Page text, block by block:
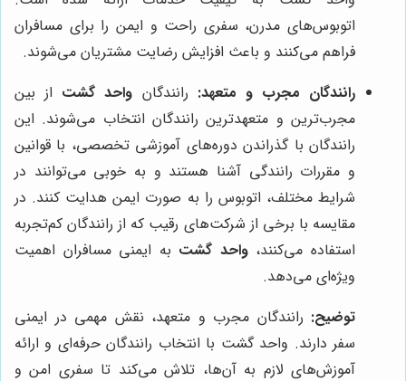
اتوبوس‌های مدرن، سفری راحت و ایمن را برای مسافران
فراهم می‌کنند و باعث افزایش رضایت مشتریان می‌شوند.
رانندگان مجرب و متعهد: رانندگان واحد گشت از بین
مجرب‌ترین و متعهدترین رانندگان انتخاب می‌شوند. این
رانندگان با گذراندن دوره‌های آموزشی تخصصی، با قوانین
و مقررات رانندگی آشنا هستند و به خوبی می‌توانند در
شرایط مختلف، اتوبوس را به صورت ایمن هدایت کنند. در
مقایسه با برخی از شرکت‌های رقیب که از رانندگان کم‌تجربه
استفاده می‌کنند،واحد گشت به ایمنی مسافران اهمیت
ویژه‌ای می‌دهد.
توضیح: رانندگان مجرب و متعهد، نقش مهمی در ایمنی
سفر دارند. واحد گشت با انتخاب رانندگان حرفه‌ای و ارائه
آموزش‌های لازم به آن‌ها، تلاش می‌کند تا سفری امن و